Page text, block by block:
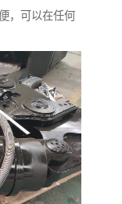
，可以在任何